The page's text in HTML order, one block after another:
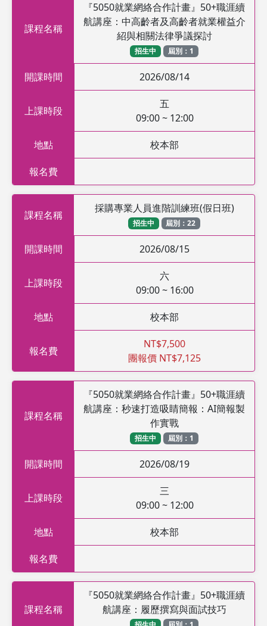
課程名稱
『5050就業網絡合作計畫』50+職涯續
航講座：中高齡者及高齡者就業權益介
紹與相關法律爭議探討
招生中 屆別：1
開課時間 2026/08/14
上課時段
五
09:00 ~ 12:00
地點 校本部
報名費
課程名稱
採購專業人員進階訓練班(假日班)
招生中 屆別：22
開課時間 2026/08/15
上課時段
六
09:00 ~ 16:00
地點 校本部
報名費
NT$7,500
團報價 NT$7,125
課程名稱
『5050就業網絡合作計畫』50+職涯續
航講座：秒速打造吸睛簡報：AI簡報製
作實戰
招生中 屆別：1
開課時間 2026/08/19
上課時段
三
09:00 ~ 12:00
地點 校本部
報名費
課程名稱
『5050就業網絡合作計畫』50+職涯續
航講座：履歷撰寫與面試技巧